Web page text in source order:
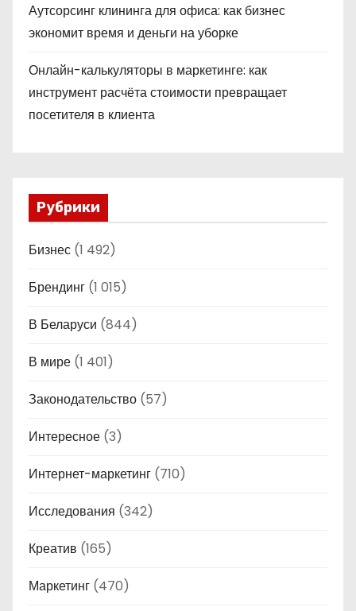
Аутсорсинг клининга для офиса: как бизнес
экономит время и деньги на уборке
Онлайн-калькуляторы в маркетинге: как
инструмент расчёта стоимости превращает
посетителя в клиента
Рубрики
Бизнес (1 492)
Брендинг (1 015)
В Беларуси (844)
В мире (1 401)
Законодательство (57)
Интересное (3)
Интернет-маркетинг (710)
Исследования (342)
Креатив (165)
Маркетинг (470)